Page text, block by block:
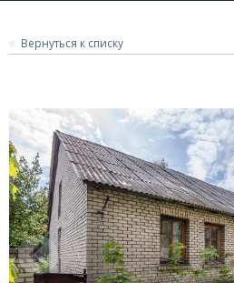
Вернуться к списку